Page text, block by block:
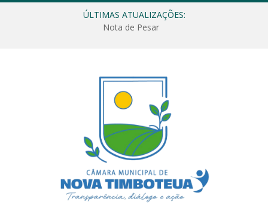
ÚLTIMAS ATUALIZAÇÕES:
Nota de Pesar